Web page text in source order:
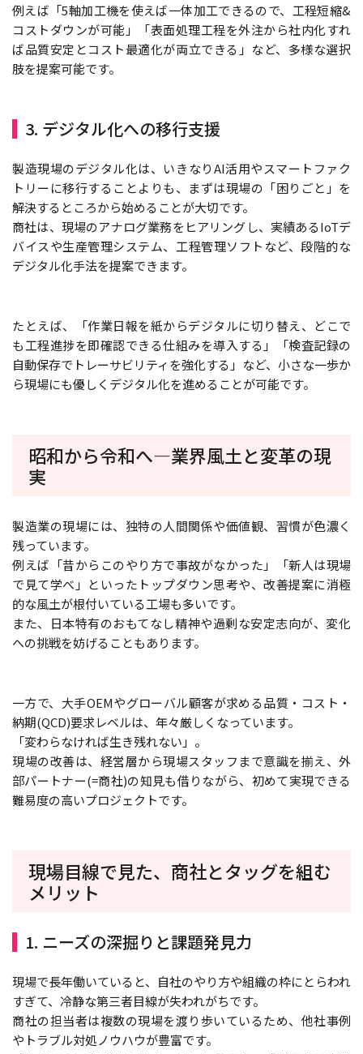
例えば「5軸加工機を使えば一体加工できるので、工程短縮&
コストダウンが可能」「表面処理工程を外注から社内化すれ
ば品質安定とコスト最適化が両立できる」など、多様な選択
肢を提案可能です。
3. デジタル化への移行支援
製造現場のデジタル化は、いきなりAI活用やスマートファク
トリーに移行することよりも、まずは現場の「困りごと」を
解決するところから始めることが大切です。
商社は、現場のアナログ業務をヒアリングし、実績あるIoTデ
バイスや生産管理システム、工程管理ソフトなど、段階的な
デジタル化手法を提案できます。
たとえば、「作業日報を紙からデジタルに切り替え、どこで
も工程進捗を即確認できる仕組みを導入する」「検査記録の
自動保存でトレーサビリティを強化する」など、小さな一歩か
ら現場にも優しくデジタル化を進めることが可能です。
昭和から令和へ―業界風土と変革の現
実
製造業の現場には、独特の人間関係や価値観、習慣が色濃く
残っています。
例えば「昔からこのやり方で事故がなかった」「新人は現場
で見て学べ」といったトップダウン思考や、改善提案に消極
的な風土が根付いている工場も多いです。
また、日本特有のおもてなし精神や過剰な安定志向が、変化
への挑戦を妨げることもあります。
一方で、大手OEMやグローバル顧客が求める品質・コスト・
納期(QCD)要求レベルは、年々厳しくなっています。
「変わらなければ生き残れない」。
現場の改善は、経営層から現場スタッフまで意識を揃え、外
部パートナー(=商社)の知見も借りながら、初めて実現できる
難易度の高いプロジェクトです。
現場目線で見た、商社とタッグを組む
メリット
1. ニーズの深掘りと課題発見力
現場で長年働いていると、自社のやり方や組織の枠にとらわれ
すぎて、冷静な第三者目線が失われがちです。
商社の担当者は複数の現場を渡り歩いているため、他社事例
やトラブル対処ノウハウが豊富です。